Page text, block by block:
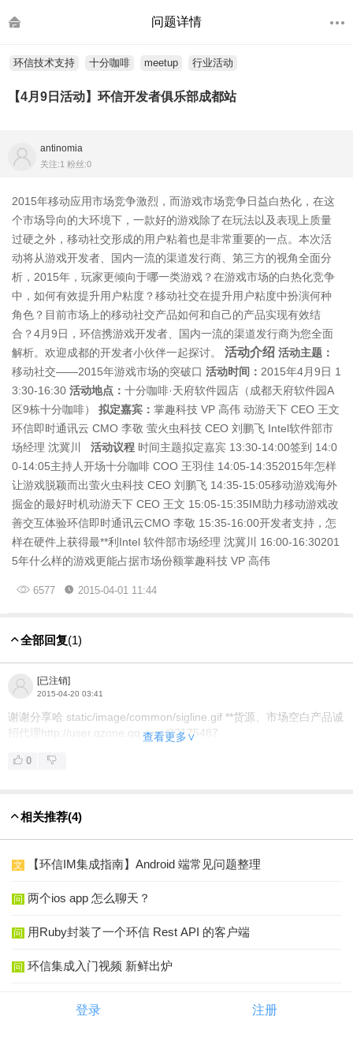
问题详情
环信技术支持 十分咖啡 meetup 行业活动
【4月9日活动】环信开发者俱乐部成都站
antinomia
关注:1 粉丝:0
2015年移动应用市场竞争激烈，而游戏市场竞争日益白热化，在这
个市场导向的大环境下，一款好的游戏除了在玩法以及表现上质量
过硬之外，移动社交形成的用户粘着也是非常重要的一点。本次活
动将从游戏开发者、国内一流的渠道发行商、第三方的视角全面分
析，2015年，玩家更倾向于哪一类游戏？在游戏市场的白热化竞争
中，如何有效提升用户粘度？移动社交在提升用户粘度中扮演何种
角色？目前市场上的移动社交产品如何和自己的产品实现有效结
合？4月9日，环信携游戏开发者、国内一流的渠道发行商为您全面
解析。欢迎成都的开发者小伙伴一起探讨。 活动介绍 活动主题：
移动社交——2015年游戏市场的突破口 活动时间： 2015年4月9日 1
3:30-16:30 活动地点： 十分咖啡·天府软件园店（成都天府软件园A
区9栋十分咖啡） 拟定嘉宾： 掌趣科技 VP 高伟 动游天下 CEO 王文
环信即时通讯云 CMO 李敬 萤火虫科技 CEO 刘鹏飞 Intel软件部市
场经理 沈冀川 活动议程 时间主题拟定嘉宾 13:30-14:00签到 14:0
0-14:05主持人开场十分咖啡 COO 王羽佳 14:05-14:352015年怎样
让游戏脱颖而出萤火虫科技 CEO 刘鹏飞 14:35-15:05移动游戏海外
掘金的最好时机动游天下 CEO 王文 15:05-15:35IM助力移动游戏改
善交互体验环信即时通讯云CMO 李敬 15:35-16:00开发者支持，怎
样在硬件上获得最**利Intel 软件部市场经理 沈冀川 16:00-16:30201
5年什么样的游戏更能占据市场份额掌趣科技 VP 高伟
6577 2015-04-01 11:44
全部回复(1)
[已注销]
2015-04-20 03:41
谢谢分享哈 static/image/common/sigline.gif **货源、市场空白产品诚
招代理http://user.qzone.qq.com/82175487
查看更多∨
0
相关推荐(4)
文 【环信IM集成指南】Android 端常见问题整理
问 两个ios app 怎么聊天？
问 用Ruby封装了一个环信 Rest API 的客户端
问 环信集成入门视频 新鲜出炉
登录 注册